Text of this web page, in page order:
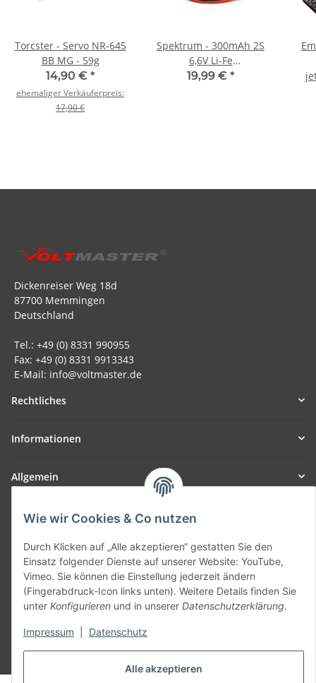
Alle akzeptieren
Wie wir Cookies & Co nutzen
Durch Klicken auf „Alle akzeptieren“ gestatten Sie den
Einsatz folgender Dienste auf unserer Website: YouTube,
Vimeo. Sie können die Einstellung jederzeit ändern
(Fingerabdruck-Icon links unten). Weitere Details finden Sie
unter Konfigurieren und in unserer Datenschutzerklärung.
Impressum Datenschutz
Torcster - Servo NR-645
BB MG - 59g
14,90 € *
ehemaliger Verkäuferpreis:
17,90 €
Spektrum - 300mAh 2S
6,6V Li-Fe
Empfängerakku
19,99 € *
Dickenreiser Weg 18d
87700 Memmingen
Deutschland
Tel.: +49 (0) 8331 990955
Fax: +49 (0) 8331 9913343
E-Mail: info@voltmaster.de
Rechtliches
Informationen
Allgemein
Teil unseres Netzwerks:
Vertrag widerrufen